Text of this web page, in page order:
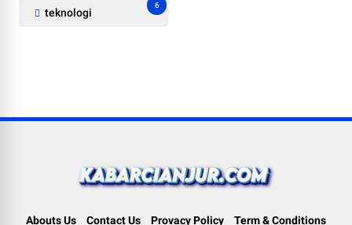
teknologi
6
Abouts Us Contact Us Provacy Policy
Term & Conditions